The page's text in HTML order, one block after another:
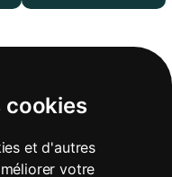
cookies
et d'autres
votre